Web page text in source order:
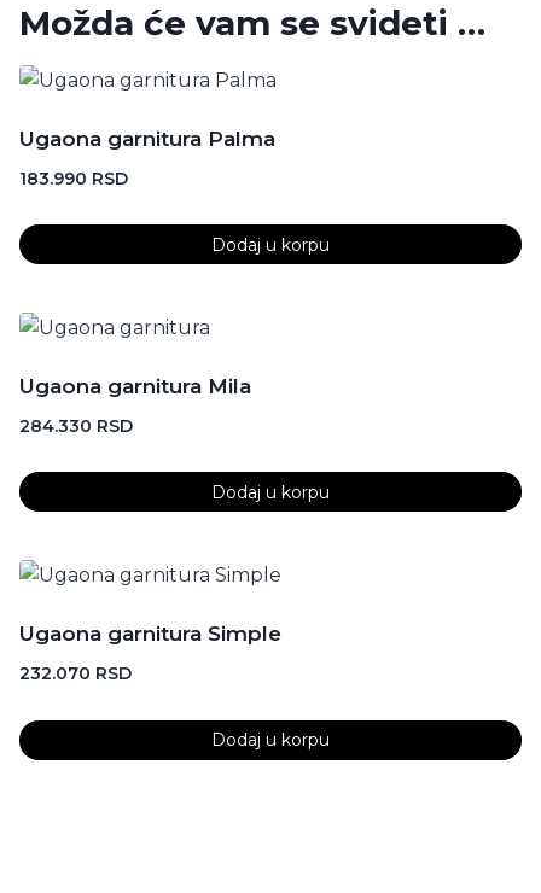
Možda će vam se svideti …
Ugaona garnitura Palma
183.990 RSD
Dodaj u korpu
Ugaona garnitura Mila
284.330 RSD
Dodaj u korpu
Ugaona garnitura Simple
232.070 RSD
Dodaj u korpu